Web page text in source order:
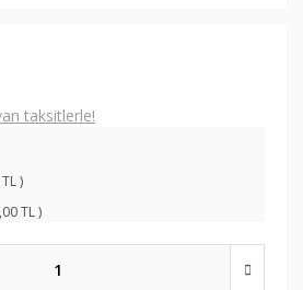
taksitlerle!
)
TL )